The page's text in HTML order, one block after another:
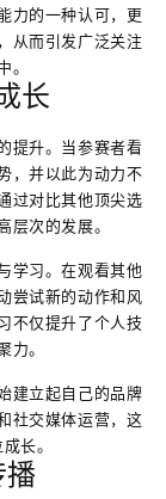
力的一种认可，更
从而引发广泛关注
。
长
提升。当参赛者看
，并以此为动力不
过对比其他顶尖选
层次的发展。
学习。在观看其他
尝试新的动作和风
不仅提升了个人技
力。
建立起自己的品牌
社交媒体运营，这
长。
播